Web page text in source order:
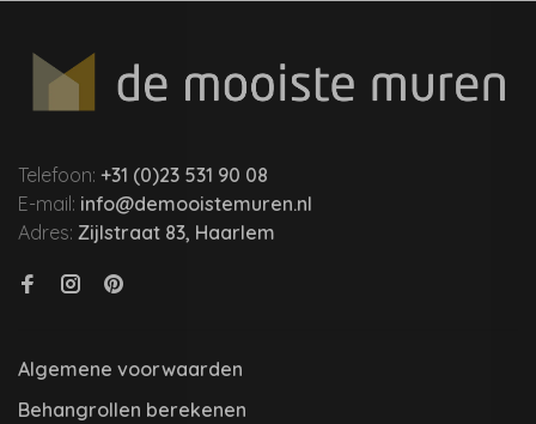
Telefoon: +31 (0)23 531 90 08
E-mail: info@demooistemuren.nl
Adres: Zijlstraat 83, Haarlem
Algemene voorwaarden
Behangrollen berekenen